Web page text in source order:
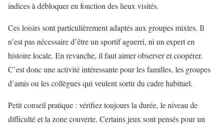
indices à débloquer en fonction des lieux visités.
Ces loisirs sont particulièrement adaptés aux groupes mixtes. Il
n’est pas nécessaire d’être un sportif aguerri, ni un expert en
histoire locale. En revanche, il faut aimer observer et coopérer.
C’est donc une activité intéressante pour les familles, les groupes
d’amis ou les collègues qui veulent sortir du cadre habituel.
Petit conseil pratique : vérifiez toujours la durée, le niveau de
difficulté et la zone couverte. Certains jeux sont pensés pour un